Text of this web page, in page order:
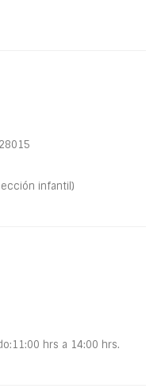
infantil)
hrs a 14:00 hrs.